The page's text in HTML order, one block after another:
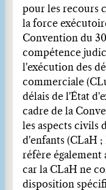
pour les recours
la force
Convention du
compétence
l'exécution des
commerciale
délais de l'État
cadre de la
les aspects civils
d'enfants (CLaH ;
réfère également
car la CLaH ne
disposition